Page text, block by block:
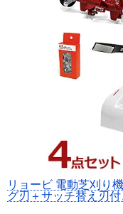
リョービ 電動芝刈り
グ刃＋サッチ替え刃